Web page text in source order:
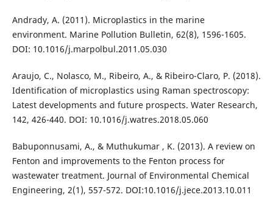
Andrady, A. (2011). Microplastics in the marine
environment. Marine Pollution Bulletin, 62(8), 1596-1605.
DOI: 10.1016/j.marpolbul.2011.05.030
Araujo, C., Nolasco, M., Ribeiro, A., & Ribeiro-Claro, P. (2018).
Identification of microplastics using Raman spectroscopy:
Latest developments and future prospects. Water Research,
142, 426-440. DOI: 10.1016/j.watres.2018.05.060
Babuponnusami, A., & Muthukumar , K. (2013). A review on
Fenton and improvements to the Fenton process for
wastewater treatment. Journal of Environmental Chemical
Engineering, 2(1), 557-572. DOI:10.1016/j.jece.2013.10.011